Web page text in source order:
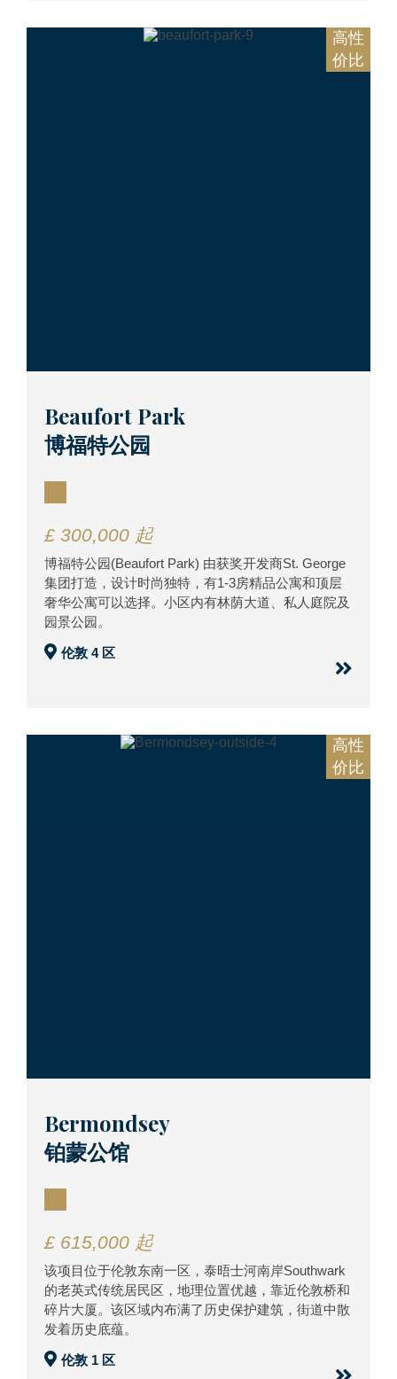
高性
价比
Beaufort Park
博福特公园
£ 300,000 起
博福特公园(Beaufort Park) 由获奖开发商St. George
集团打造，设计时尚独特，有1-3房精品公寓和顶层
奢华公寓可以选择。小区内有林荫大道、私人庭院及
园景公园。
伦敦 4 区
高性
价比
Bermondsey
铂蒙公馆
£ 615,000 起
该项目位于伦敦东南一区，泰晤士河南岸Southwark
的老英式传统居民区，地理位置优越，靠近伦敦桥和
碎片大厦。该区域内布满了历史保护建筑，街道中散
发着历史底蕴。
伦敦 1 区